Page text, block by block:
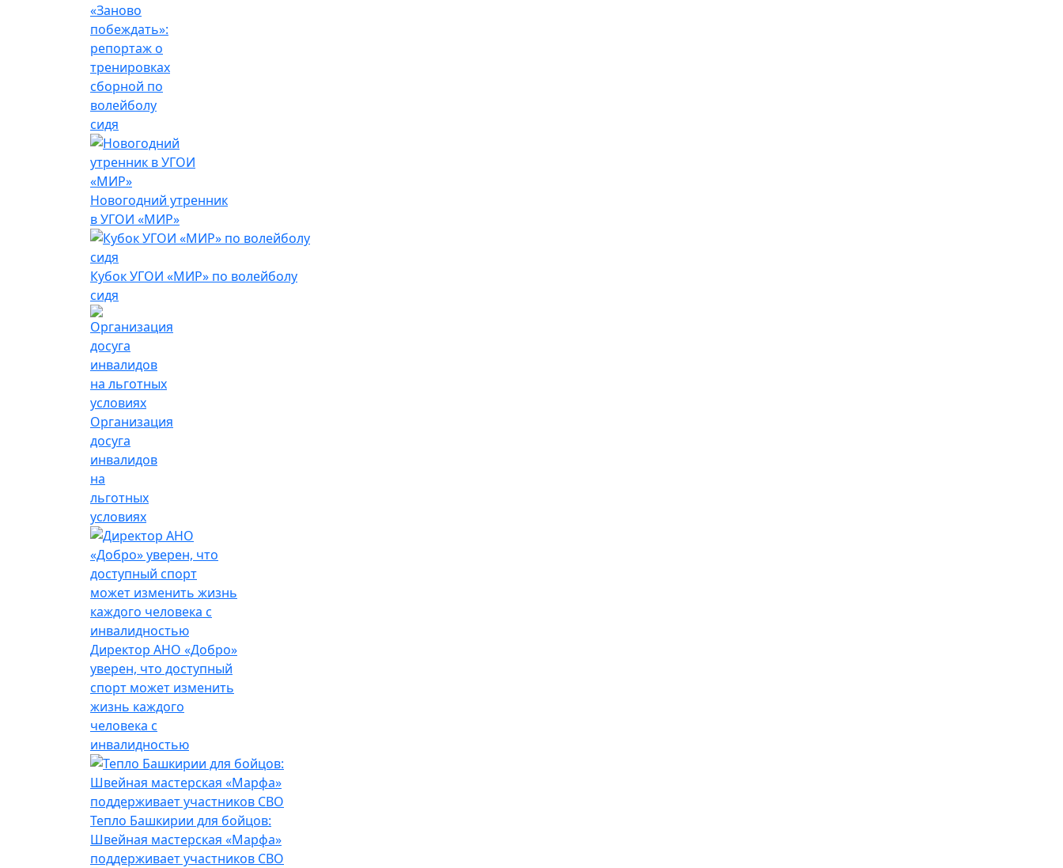
«Заново
побеждать»:
репортаж о
тренировках
сборной по
волейболу
сидя
Новогодний утренник
в УГОИ «МИР»
Кубок УГОИ «МИР» по волейболу
сидя
Организация
досуга
инвалидов
на
льготных
условиях
Директор АНО «Добро»
уверен, что доступный
спорт может изменить
жизнь каждого
человека с
инвалидностью
Тепло Башкирии для бойцов:
Швейная мастерская «Марфа»
поддерживает участников СВО